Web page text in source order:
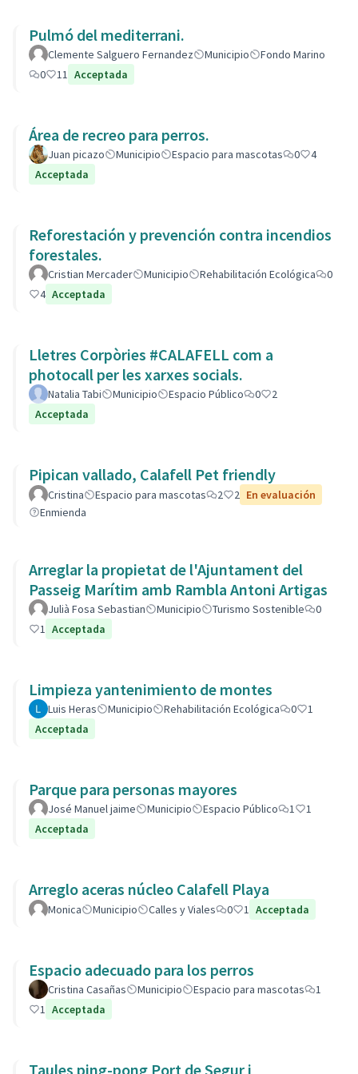
Pulmó del mediterrani.
Clemente Salguero Fernandez Municipio
Fondo Marino
0
11 Acceptada
Área de recreo para perros.
Juan picazo Municipio Espacio para mascotas 0
4
Acceptada
Reforestación y prevención contra incendios
forestales.
Cristian Mercader Municipio Rehabilitación Ecológica
0
4 Acceptada
Lletres Corpòries #CALAFELL com a
photocall per les xarxes socials.
Natalia Tabi Municipio Espacio Público 0
2
Acceptada
Pipican vallado, Calafell Pet friendly
Cristina Espacio para mascotas 2 2 En evaluación
Enmienda
Arreglar la propietat de l'Ajuntament del
Passeig Marítim amb Rambla Antoni Artigas
Julià Fosa Sebastian Municipio Turismo Sostenible
0
1 Acceptada
Limpieza yantenimiento de montes
Luis Heras Municipio Rehabilitación Ecológica 0
1
Acceptada
Parque para personas mayores
José Manuel jaime Municipio Espacio Público 1
1
Acceptada
Arreglo aceras núcleo Calafell Playa
Monica Municipio Calles y Viales 0 1 Acceptada
Espacio adecuado para los perros
Cristina Casañas Municipio Espacio para mascotas
1
1 Acceptada
Taules ping-pong Port de Segur i